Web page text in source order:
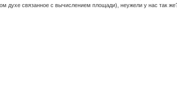
духе связанное с вычислением площади), неужели у нас так